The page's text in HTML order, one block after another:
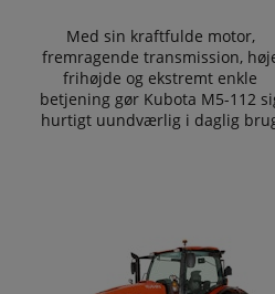
Med sin kraftfulde motor,
fremragende transmission,
frihøjde og ekstremt enkle
betjening gør Kubota M5-112
hurtigt uundværlig i daglig